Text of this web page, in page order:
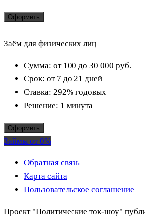
Оформить
Заём для физических лиц
Сумма: от 100 до 30 000 руб.
Срок: от 7 до 21 дней
Ставка: 292% годовых
Решение: 1 минута
Оформить
Займы от 0%
Обратная связь
Карта сайта
Пользовательское соглашение
Проект "Политические ток-шоу"